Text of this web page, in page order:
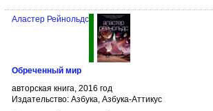
Аластер Рейнольдс
Обреченный мир
авторская книга, 2016 год
Издательство: Азбука, Азбука-Аттикус